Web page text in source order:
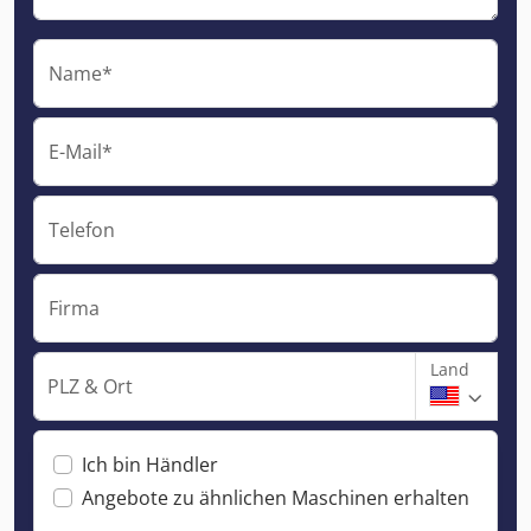
Name*
E-Mail*
Telefon
Firma
PLZ & Ort
Land
Ich bin Händler
Angebote zu ähnlichen Maschinen erhalten